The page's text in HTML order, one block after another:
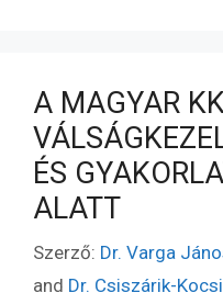
A MAGYAR
ÉS
ALATT
Szerző: Dr. Varga
and Dr. Csiszárik-